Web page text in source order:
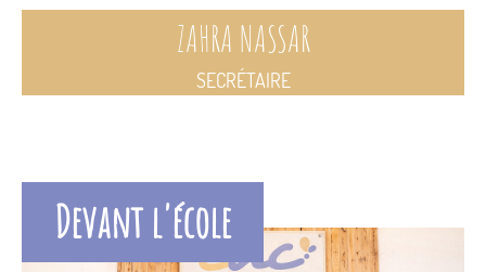
ZAHRA NASSAR
SECRÉTAIRE
Devant l'école